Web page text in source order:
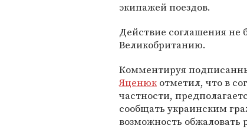
экипажей поездов.
Действие соглашения
Великобританию.
Комментируя
Яценюк отметил, что в
частности,
сообщать украинским
возможность